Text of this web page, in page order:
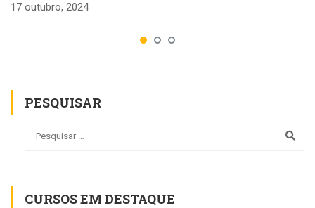
17 outubro, 2024
PESQUISAR
CURSOS EM DESTAQUE